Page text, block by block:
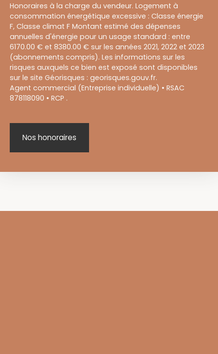
Honoraires à la charge du vendeur. Logement à
consommation énergétique excessive : Classe énergie
F, Classe climat F Montant estimé des dépenses
annuelles d'énergie pour un usage standard : entre
6170.00 € et 8380.00 € sur les années 2021, 2022 et 2023
(abonnements compris). Les informations sur les
risques auxquels ce bien est exposé sont disponibles
sur le site Géorisques : georisques.gouv.fr.
Agent commercial (Entreprise individuelle) • RSAC
878118090 • RCP .
Nos honoraires